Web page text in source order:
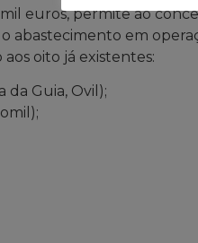
euros, permite ao
abastecimento em
oito já existentes:
da Guia, Ovil);